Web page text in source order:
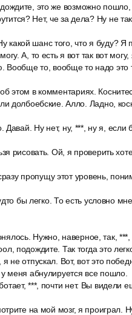
это же возможно
Нет, че за дела? Ну не
какой шанс того, что я буду? Я
А, то есть я вот так вот могу,
Вообще то, вообще то надо это
этом в комментариях.
долбоебские. Алло. Ладно,
Давай. Ну нет, ну, ***, ну я, если
рисовать. Ой, я проверить
пропущу этот уровень,
бы легко. То есть условно
Нужно, наверное, так, ***,
подождите. Так тогда это
отпускал. Вот, вот это
у меня абнулируется все пошло.
***, почти нет. Вы видели
на мой мозг, я проиграл.